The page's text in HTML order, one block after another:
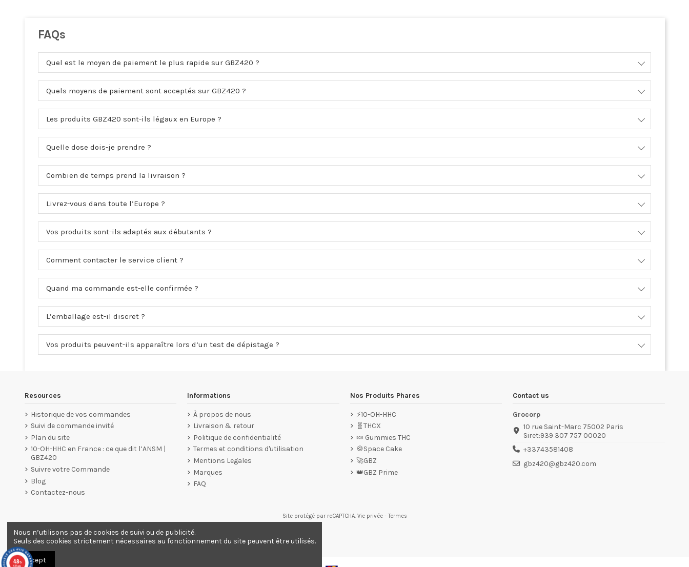
FAQs
Quel est le moyen de paiement le plus rapide sur GBZ420 ?
Quels moyens de paiement sont acceptés sur GBZ420 ?
Les produits GBZ420 sont-ils légaux en Europe ?
Quelle dose dois-je prendre ?
Combien de temps prend la livraison ?
Livrez-vous dans toute l’Europe ?
Vos produits sont-ils adaptés aux débutants ?
Comment contacter le service client ?
Quand ma commande est-elle confirmée ?
L’emballage est-il discret ?
Vos produits peuvent-ils apparaître lors d’un test de dépistage ?
Resources
Historique de vos commandes
Suivi de commande invité
Plan du site
10-OH-HHC en France : ce que dit l’ANSM |
GBZ420
Suivre votre Commande
Blog
Contactez-nous
Informations
À propos de nous
Livraison & retour
Politique de confidentialité
Termes et conditions d'utilisation
Mentions Legales
Marques
FAQ
Nos Produits Phares
⚡10-OH-HHC
🧬THCX
🍬 Gummies THC
🍪Space Cake
🚀GBZ
👑GBZ Prime
Contact us
Grocorp
10 rue Saint-Marc 75002 Paris
Siret:939 307 757 00020
+33743581408
gbz420@gbz420.com
Site protégé par reCAPTCHA. Vie privée-Termes
Marchand approuvé par la Société des Avis Garantis,
Nous n’utilisons pas de cookies de suivi ou de publicité.
Seuls des cookies strictement nécessaires au fonctionnement du site peuvent être utilisés.
Accept
4.8/5
557 avis